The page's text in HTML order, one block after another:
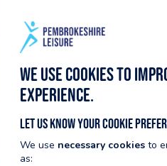
HYSBYSFWRDD
Nôl i... Llwybr Dysgu
We use cookies to
experience.
Let us know your cookie
We use necessary cookies to
as: